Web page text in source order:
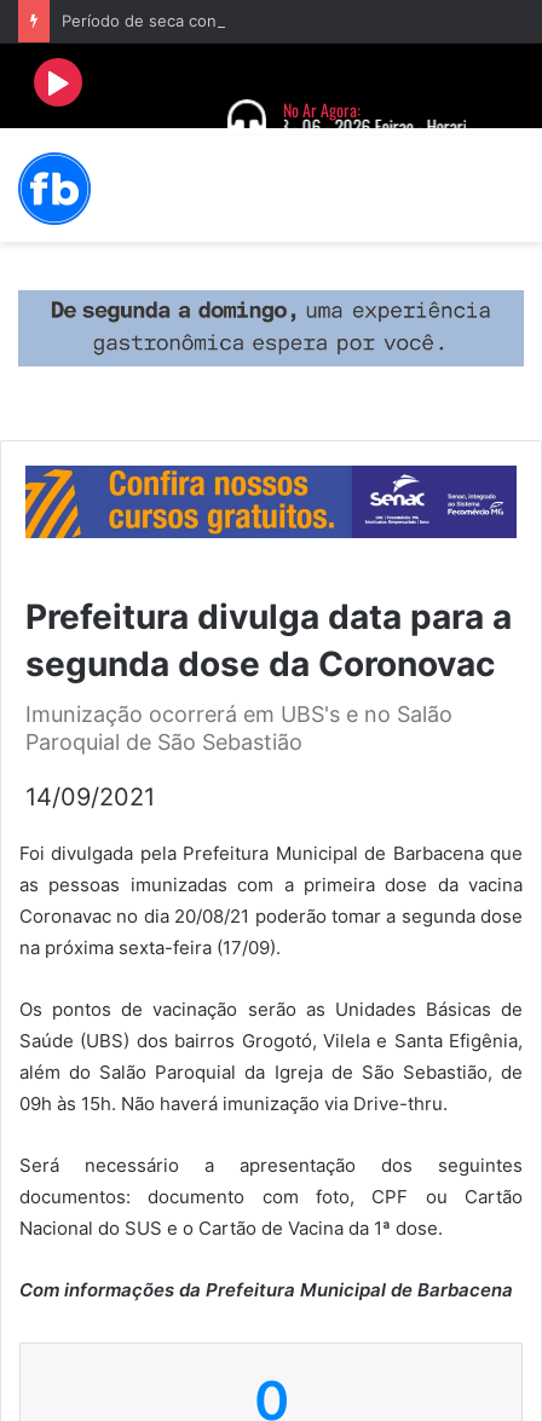
Prefeitura divulga data para a
segunda dose da Coronovac
Imunização ocorrerá em UBS's e no Salão
Paroquial de São Sebastião
14/09/2021
Foi divulgada pela Prefeitura Municipal de Barbacena que
as pessoas imunizadas com a primeira dose da vacina
Coronavac no dia 20/08/21 poderão tomar a segunda dose
na próxima sexta-feira (17/09).
Os pontos de vacinação serão as Unidades Básicas de
Saúde (UBS) dos bairros Grogotó, Vilela e Santa Efigênia,
além do Salão Paroquial da Igreja de São Sebastião, de
09h às 15h. Não haverá imunização via Drive-thru.
Será necessário a apresentação dos seguintes
documentos: documento com foto, CPF ou Cartão
Nacional do SUS e o Cartão de Vacina da 1ª dose.
Com informações da Prefeitura Municipal de Barbacena
0